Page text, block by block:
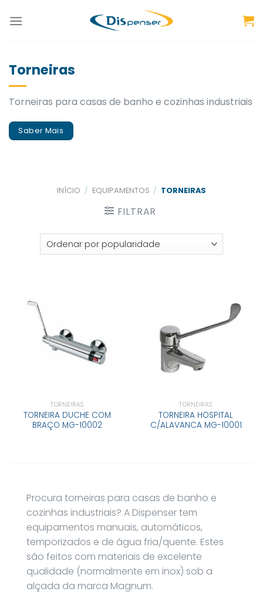
Torneiras
Torneiras para casas de banho e cozinhas industriais
Saber Mais
INÍCIO / EQUIPAMENTOS / TORNEIRAS
FILTRAR
TORNEIRAS
TORNEIRA DUCHE COM
BRAÇO MG-10002
TORNEIRAS
TORNEIRA HOSPITAL
C/ALAVANCA MG-10001
Procura torneiras para casas de banho e
cozinhas industriais? A Dispenser tem
equipamentos manuais, automáticos,
temporizados e de água fria/quente. Estes
são feitos com materiais de excelente
qualidade (normalmente em inox) sob a
alçada da marca Magnum.